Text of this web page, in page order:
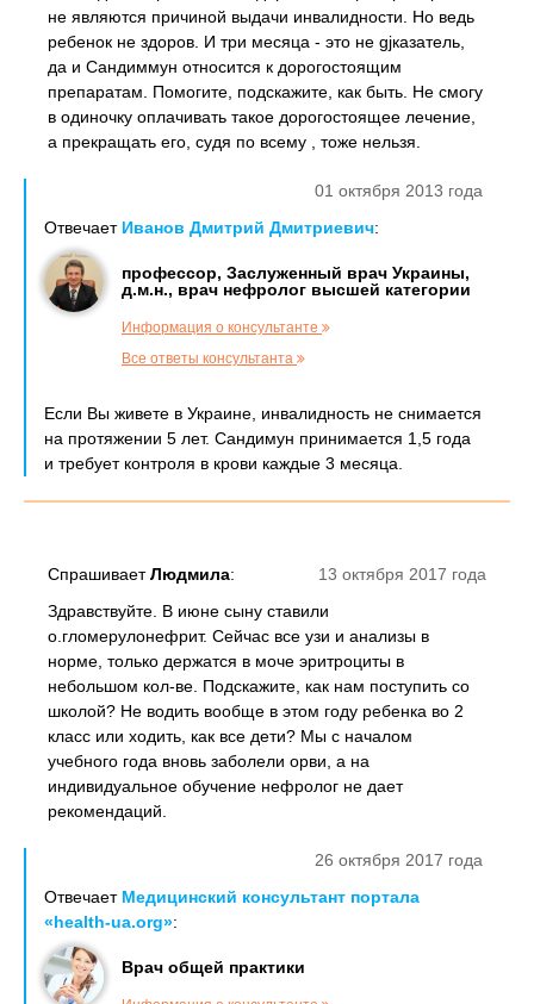
не являются причиной выдачи инвалидности. Но ведь
ребенок не здоров. И три месяца - это не gjказатель,
да и Сандиммун относится к дорогостоящим
препаратам. Помогите, подскажите, как быть. Не смогу
в одиночку оплачивать такое дорогостоящее лечение,
а прекращать его, судя по всему , тоже нельзя.
01 октября 2013 года
Отвечает Иванов Дмитрий Дмитриевич:
профессор, Заслуженный врач Украины,
д.м.н., врач нефролог высшей категории
Информация о консультанте
Все ответы консультанта
Если Вы живете в Украине, инвалидность не снимается
на протяжении 5 лет. Сандимун принимается 1,5 года
и требует контроля в крови каждые 3 месяца.
13 октября 2017 года
СпрашиваетЛюдмила:
Здравствуйте. В июне сыну ставили
о.гломерулонефрит. Сейчас все узи и анализы в
норме, только держатся в моче эритроциты в
небольшом кол-ве. Подскажите, как нам поступить со
школой? Не водить вообще в этом году ребенка во 2
класс или ходить, как все дети? Мы с началом
учебного года вновь заболели орви, а на
индивидуальное обучение нефролог не дает
рекомендаций.
26 октября 2017 года
Отвечает Медицинский консультант портала
«health-ua.org»:
Врач общей практики